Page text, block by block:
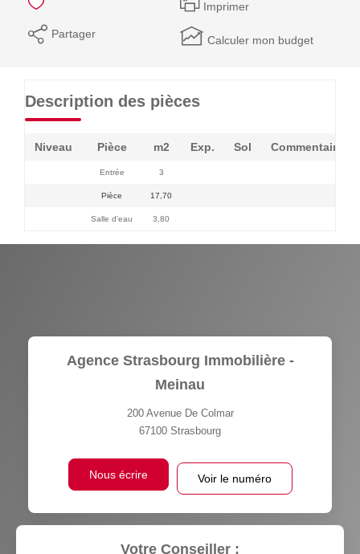
Imprimer
Partager Calculer mon budget
Description des pièces
Niveau Pièce m2 Exp. Sol Commentaires
Entrée 3
Pièce 17,70
Salle d'eau 3,80
Agence Strasbourg Immobilière -
Meinau
200 Avenue De Colmar
67100 Strasbourg
Nous écrire Voir le numéro
Votre Conseiller :